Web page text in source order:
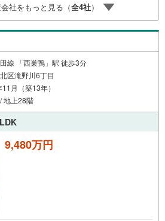
社をもっと見る（全4社）
線 「西巣鴨」駅 徒歩3分
区滝野川6丁目
月（築13年）
地上28階
9,480万円